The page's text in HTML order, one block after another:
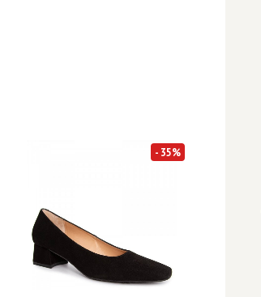
- 35%